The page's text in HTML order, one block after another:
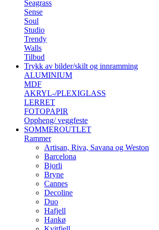
Seagrass
Sense
Soul
Studio
Trendy
Walls
Tilbud
Trykk av bilder/skilt og innramming
ALUMINIUM
MDF
AKRYL-/PLEXIGLASS
LERRET
FOTOPAPIR
Oppheng/ veggfeste
SOMMEROUTLET
Rammer
Artisan, Riva, Savana og Weston
Barcelona
Bjorli
Bryne
Cannes
Decoline
Duo
Hafjell
Hankø